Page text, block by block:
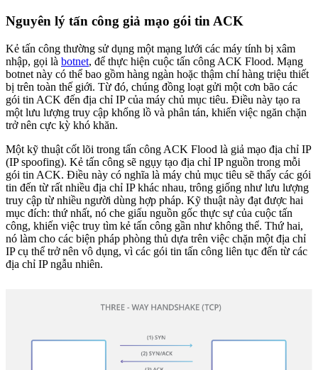
Nguyên lý tấn công giả mạo gói tin ACK
Kẻ tấn công thường sử dụng một mạng lưới các máy tính bị xâm
nhập, gọi là botnet, để thực hiện cuộc tấn công ACK Flood. Mạng
botnet này có thể bao gồm hàng ngàn hoặc thậm chí hàng triệu thiết
bị trên toàn thế giới. Từ đó, chúng đồng loạt gửi một cơn bão các
gói tin ACK đến địa chỉ IP của máy chủ mục tiêu. Điều này tạo ra
một lưu lượng truy cập khổng lồ và phân tán, khiến việc ngăn chặn
trở nên cực kỳ khó khăn.
Một kỹ thuật cốt lõi trong tấn công ACK Flood là giả mạo địa chỉ IP
(IP spoofing). Kẻ tấn công sẽ ngụy tạo địa chỉ IP nguồn trong mỗi
gói tin ACK. Điều này có nghĩa là máy chủ mục tiêu sẽ thấy các gói
tin đến từ rất nhiều địa chỉ IP khác nhau, trông giống như lưu lượng
truy cập từ nhiều người dùng hợp pháp. Kỹ thuật này đạt được hai
mục đích: thứ nhất, nó che giấu nguồn gốc thực sự của cuộc tấn
công, khiến việc truy tìm kẻ tấn công gần như không thể. Thứ hai,
nó làm cho các biện pháp phòng thủ dựa trên việc chặn một địa chỉ
IP cụ thể trở nên vô dụng, vì các gói tin tấn công liên tục đến từ các
địa chỉ IP ngẫu nhiên.